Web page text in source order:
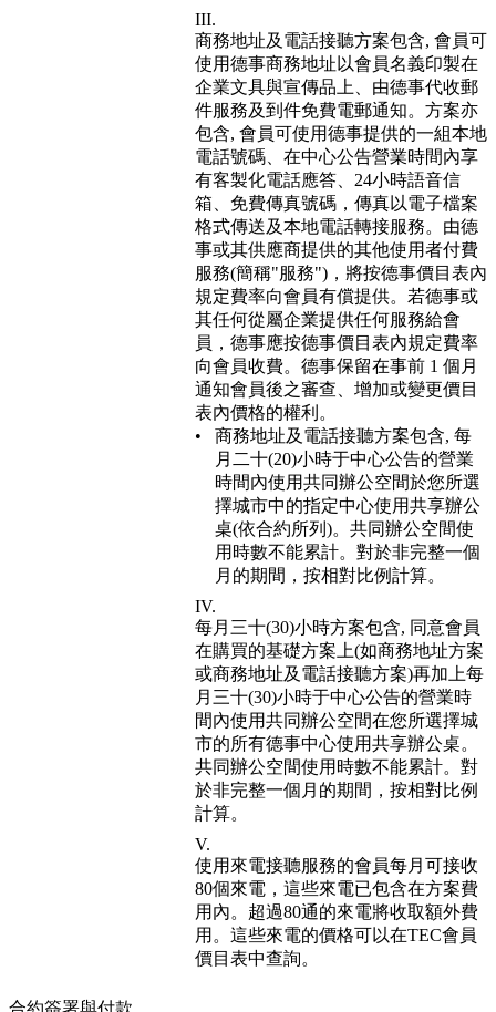
商務地址及電話接聽方案包含, 會員可
使用德事商務地址以會員名義印製在
企業文具與宣傳品上、由德事代收郵
件服務及到件免費電郵通知。方案亦
包含, 會員可使用德事提供的一組本地
電話號碼、在中心公告營業時間內享
有客製化電話應答、24小時語音信
箱、免費傳真號碼，傳真以電子檔案
格式傳送及本地電話轉接服務。由德
事或其供應商提供的其他使用者付費
服務(簡稱"服務")，將按德事價目表內
規定費率向會員有償提供。若德事或
其任何從屬企業提供任何服務給會
員，德事應按德事價目表內規定費率
向會員收費。德事保留在事前 1 個月
通知會員後之審查、增加或變更價目
表內價格的權利。
商務地址及電話接聽方案包含, 每
月二十(20)小時于中心公告的營業
時間內使用共同辦公空間於您所選
擇城市中的指定中心使用共享辦公
桌(依合約所列)。共同辦公空間使
用時數不能累計。對於非完整一個
月的期間，按相對比例計算。
每月三十(30)小時方案包含, 同意會員
在購買的基礎方案上(如商務地址方案
或商務地址及電話接聽方案)再加上每
月三十(30)小時于中心公告的營業時
間內使用共同辦公空間在您所選擇城
市的所有德事中心使用共享辦公桌。
共同辦公空間使用時數不能累計。對
於非完整一個月的期間，按相對比例
計算。
使用來電接聽服務的會員每月可接收
80個來電，這些來電已包含在方案費
用內。超過80通的來電將收取額外費
用。這些來電的價格可以在TEC會員
價目表中查詢。
合約簽署與付款